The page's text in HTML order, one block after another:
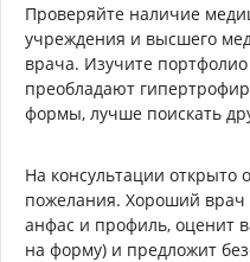
Проверяйте наличие
учреждения и высшего
врача. Изучите
преобладают
формы, лучше поискать
На консультации открыто
пожелания. Хороший врач
анфас и профиль, оценит
на форму) и предложит